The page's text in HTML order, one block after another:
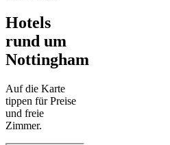
Hotels
rund um
Nottingham
Auf die Karte
tippen für Preise
und freie
Zimmer.